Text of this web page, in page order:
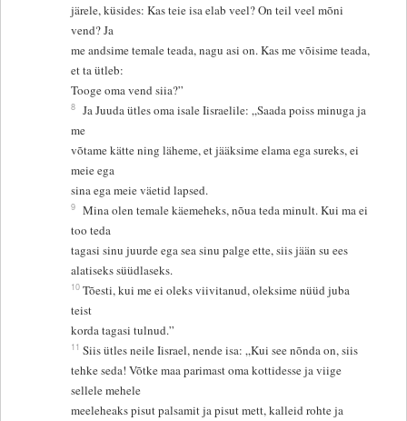
järele, küsides: Kas teie isa elab veel? On teil veel mõni
vend? Ja
me andsime temale teada, nagu asi on. Kas me võisime teada,
et ta ütleb:
Tooge oma vend siia?”
8 Ja Juuda ütles oma isale Iisraelile: „Saada poiss minuga ja
me
võtame kätte ning läheme, et jääksime elama ega sureks, ei
meie ega
sina ega meie väetid lapsed.
9 Mina olen temale käemeheks, nõua teda minult. Kui ma ei
too teda
tagasi sinu juurde ega sea sinu palge ette, siis jään su ees
alatiseks süüdlaseks.
10 Tõesti, kui me ei oleks viivitanud, oleksime nüüd juba
teist
korda tagasi tulnud.”
11 Siis ütles neile Iisrael, nende isa: „Kui see nõnda on, siis
tehke seda! Võtke maa parimast oma kottidesse ja viige
sellele mehele
meeleheaks pisut palsamit ja pisut mett, kalleid rohte ja